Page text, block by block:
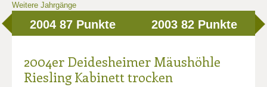
Weitere Jahrgänge
2004 87 Punkte 2003 82 Punkte
2004er Deidesheimer Mäushöhle
Riesling Kabinett trocken